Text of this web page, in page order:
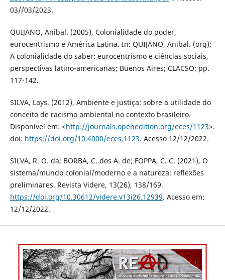
03//03/2023.
QUIJANO, Anibal. (2005), Colonialidade do poder,
eurocentrismo e América Latina. In: QUIJANO, Anibal. (org);
A colonialidade do saber: eurocentrismo e ciências sociais,
perspectivas latino-americanas; Buenos Aires; CLACSO; pp.
117-142.
SILVA, Lays. (2012), Ambiente e justiça: sobre a utilidade do
conceito de racismo ambiental no contexto brasileiro.
Disponível em: <http://journals.openedition.org/eces/1123>.
doi: https://doi.org/10.4000/eces.1123. Acesso 12/12/2022.
SILVA, R. O. da; BORBA, C. dos A. de; FOPPA, C. C. (2021), O
sistema/mundo colonial/moderno e a natureza: reflexões
preliminares. Revista Videre, 13(26), 138/169.
https://doi.org/10.30612/videre.v13i26.12939. Acesso em:
12/12/2022.